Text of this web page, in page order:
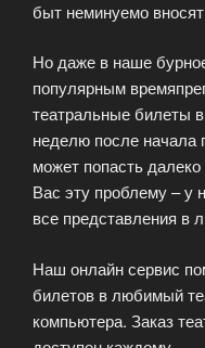
быт неминуемо
Но даже в наше
популярным
театральные билеты
неделю после начала
может попасть
Вас эту проблему – у
все представления в
Наш онлайн сервис
билетов в любимый
компьютера. Заказ